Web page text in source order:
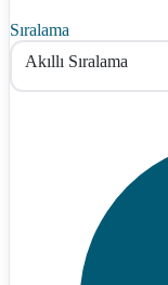
Sıralama
Akıllı Sıralama